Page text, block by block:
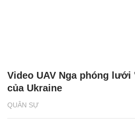
QUÂN SỰ
Video UAV Nga phóng lưới
của Ukraine